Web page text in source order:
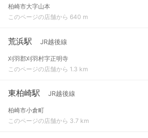
柏崎市大字山本
このページの店舗から 640 m
荒浜駅 JR越後線
刈羽郡刈羽村字正明寺
このページの店舗から 1.3 km
東柏崎駅 JR越後線
柏崎市小倉町
このページの店舗から 3.7 km